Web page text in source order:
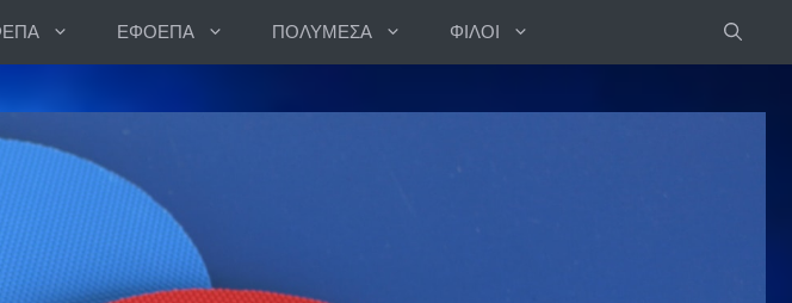
ΕΦΟΕΠΑ ΠΟΛΥΜΕΣΑ ΦΙΛΟΙ